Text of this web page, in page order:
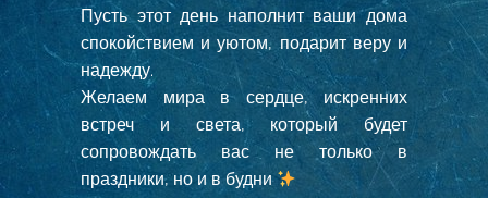
Пусть этот день наполнит ваши дома
спокойствием и уютом, подарит веру и
надежду.
Желаем мира в сердце, искренних
встреч и света, который будет
сопровождать вас не только в
праздники, но и в будни